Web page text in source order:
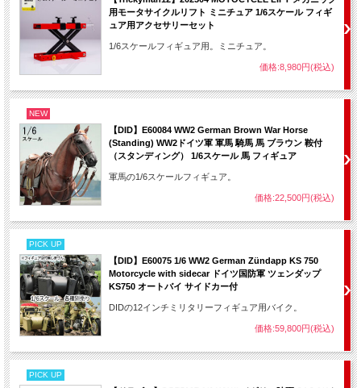
用モータサイクルリフト ミニチュア 1/6スケール フィギ
ュア用アクセサリーセット
1/6スケールフィギュア用。ミニチュア。
価格:8,980円(税込)
NEW
【DID】E60084 WW2 German Brown War Horse
(Standing) WW2ドイツ軍 軍馬 騎馬 馬 ブラウン 鞍付
（スタンディング） 1/6スケール 馬 フィギュア
軍馬の1/6スケールフィギュア。
価格:22,500円(税込)
PICK UP
【DID】E60075 1/6 WW2 German Zündapp KS 750
Motorcycle with sidecar ドイツ国防軍 ツェンダップ
KS750 オートバイ サイドカー付
DIDの12インチミリタリーフィギュア用バイク。
価格:59,800円(税込)
PICK UP